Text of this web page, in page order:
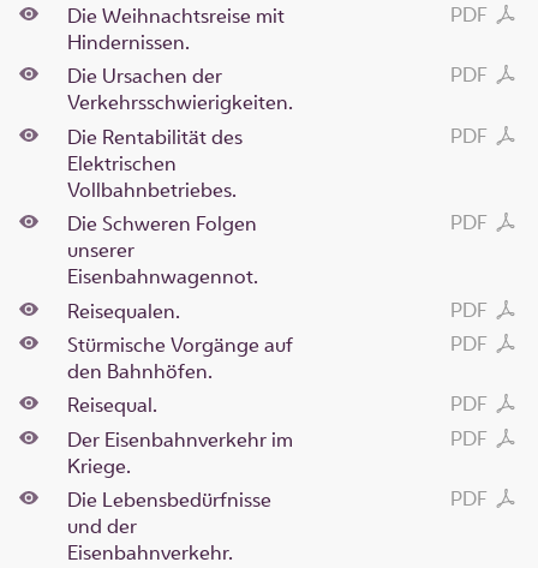
PDF
Die Weihnachtsreise mit
Hindernissen.
PDF
Die Ursachen der
Verkehrsschwierigkeiten.
PDF
Die Rentabilität des
Elektrischen
Vollbahnbetriebes.
PDF
Die Schweren Folgen
unserer
Eisenbahnwagennot.
PDF
Reisequalen.
PDF
Stürmische Vorgänge auf
den Bahnhöfen.
PDF
Reisequal.
PDF
Der Eisenbahnverkehr im
Kriege.
PDF
Die Lebensbedürfnisse
und der
Eisenbahnverkehr.